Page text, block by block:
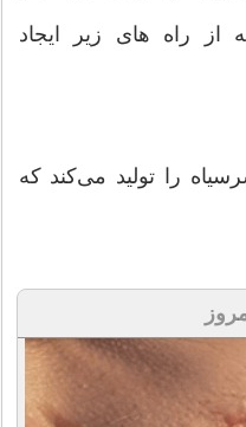
از راه هاى زیر ایجاد
را تولید مى‌کند که